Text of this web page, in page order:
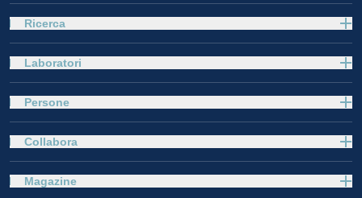
Ricerca
Laboratori
Persone
Collabora
Magazine